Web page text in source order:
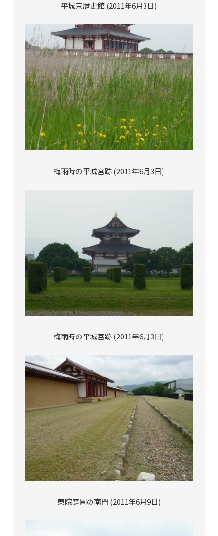
平城京歴史館 (2011年6月3日)
梅雨時の平城宮跡 (2011年6月3日)
梅雨時の平城宮跡 (2011年6月3日)
東院庭園の南門 (2011年6月9日)